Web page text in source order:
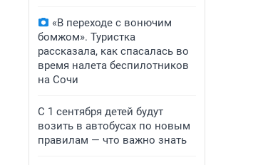
«В переходе с вонючим
бомжом». Туристка
рассказала, как спасалась во
время налета беспилотников
на Сочи
С 1 сентября детей будут
возить в автобусах по новым
правилам — что важно знать